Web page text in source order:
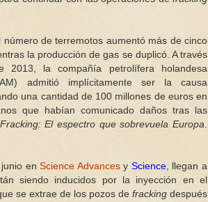
de terremotos aumentó más de cinco
la producción de gas se duplicó. A través
la compañía petrolífera holandesa
admitió implícitamente ser la causa
una cantidad de 100 millones de euros en
que habían comunicado daños tras las
Fracking:El espectro que sobrevuela Europa.
junio enScience Advancesy Science, llegan a
siendo inducidos por la inyección en el
se extrae de los pozos de fracking después